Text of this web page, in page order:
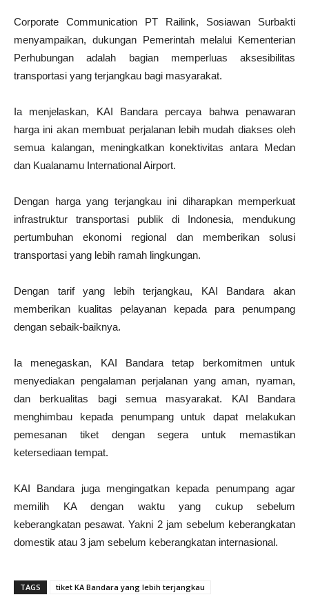
Corporate Communication PT Railink, Sosiawan Surbakti
menyampaikan, dukungan Pemerintah melalui Kementerian
Perhubungan adalah bagian memperluas aksesibilitas
transportasi yang terjangkau bagi masyarakat.
Ia menjelaskan, KAI Bandara percaya bahwa penawaran
harga ini akan membuat perjalanan lebih mudah diakses oleh
semua kalangan, meningkatkan konektivitas antara Medan
dan Kualanamu International Airport.
Dengan harga yang terjangkau ini diharapkan memperkuat
infrastruktur transportasi publik di Indonesia, mendukung
pertumbuhan ekonomi regional dan memberikan solusi
transportasi yang lebih ramah lingkungan.
Dengan tarif yang lebih terjangkau, KAI Bandara akan
memberikan kualitas pelayanan kepada para penumpang
dengan sebaik-baiknya.
Ia menegaskan, KAI Bandara tetap berkomitmen untuk
menyediakan pengalaman perjalanan yang aman, nyaman,
dan berkualitas bagi semua masyarakat. KAI Bandara
menghimbau kepada penumpang untuk dapat melakukan
pemesanan tiket dengan segera untuk memastikan
ketersediaan tempat.
KAI Bandara juga mengingatkan kepada penumpang agar
memilih KA dengan waktu yang cukup sebelum
keberangkatan pesawat. Yakni 2 jam sebelum keberangkatan
domestik atau 3 jam sebelum keberangkatan internasional.
TAGS tiket KA Bandara yang lebih terjangkau